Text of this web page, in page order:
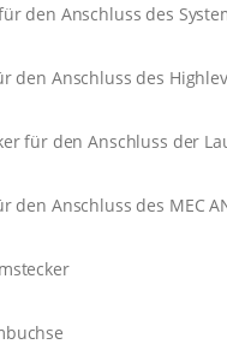
den Anschluss des
den Anschluss des
für den Anschluss der
den Anschluss des MEC